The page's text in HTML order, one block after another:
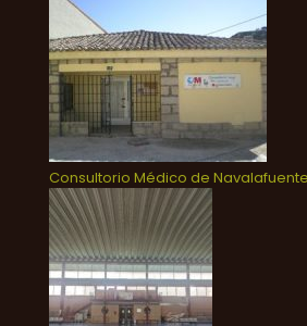
Consultorio Médico de Navalafuente